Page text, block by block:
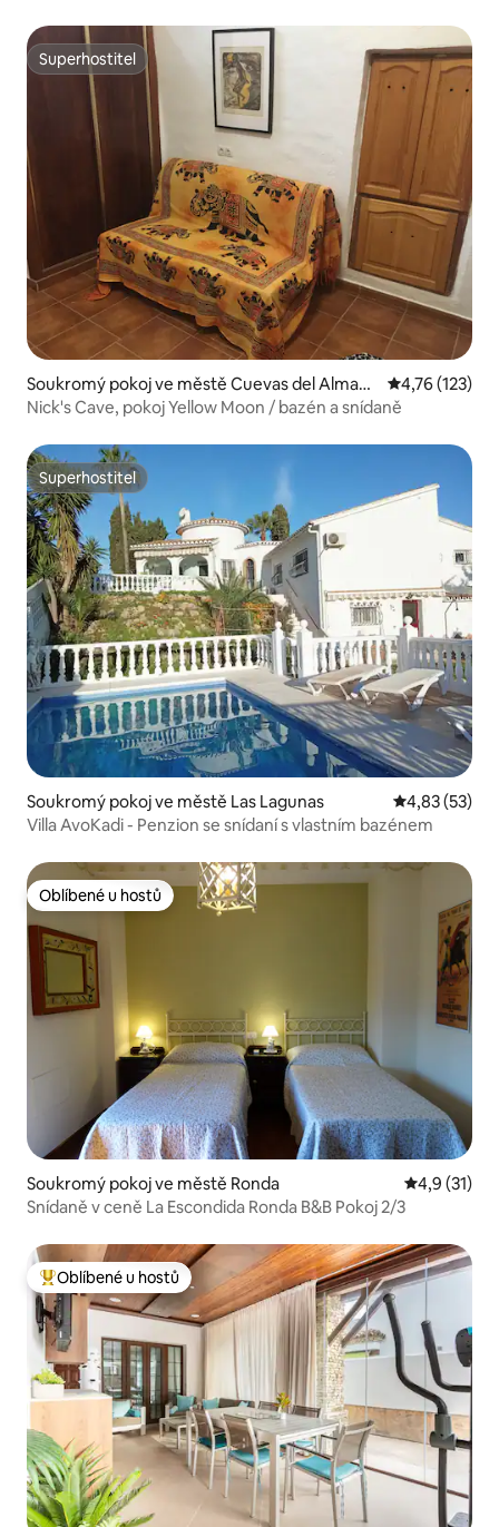
Superhostitel
Superhostitel
Soukromý pokoj ve městě Cuevas del Almanz
ora
Průměrné
4,76 (123)
Nick's Cave, pokoj Yellow Moon / bazén a snídaně
Superhostitel
Superhostitel
Soukromý pokoj ve městě Las Lagunas Průměrné
4,83 (53)
Villa AvoKadi - Penzion se snídaní s vlastním bazénem
Oblíbené u hostů
Oblíbené u hostů
Soukromý pokoj ve městě Ronda Průměrné
4,9 (31)
Snídaně v ceně La Escondida Ronda B&B Pokoj 2/3
Nejlepší v kategorii Oblíbené u hostů
Oblíbené u hostů